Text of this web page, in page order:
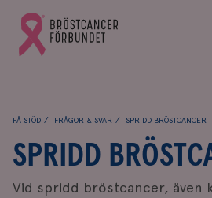
Gå
till
Bröstcancerförbundets
FÅ STÖD FRÅGOR & SVAR SPRIDD BRÖSTCANCER
SPRIDD
Vid spridd bröstcancer, även